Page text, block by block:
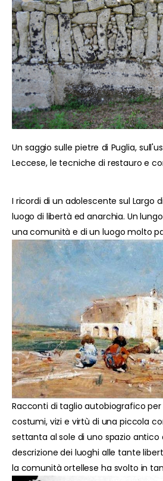
Un saggio sulle pietre di Puglia,
Leccese, le tecniche di restauro e
I ricordi di un adolescente sul Largo
luogo di libertà ed anarchia. Un
una comunità e di un luogo molto
Racconti di taglio autobiografico per
costumi, vizi e virtù di una piccola
settanta al sole di uno spazio antico
descrizione dei luoghi alle tante
la comunità ortellese ha svolto in